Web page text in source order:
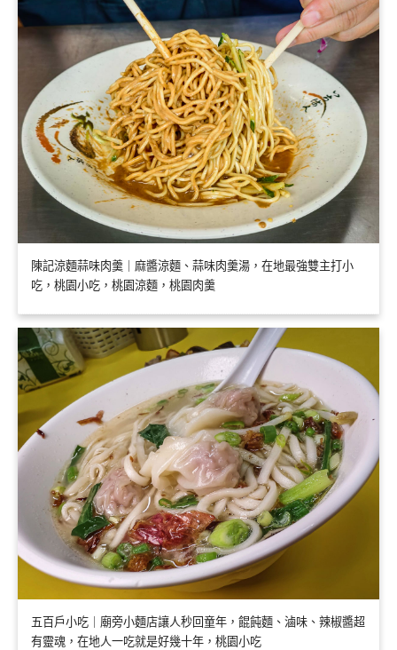
陳記涼麵蒜味肉羹｜麻醬涼麵、蒜味肉羹湯，在地最強雙主打小
吃，桃園小吃，桃園涼麵，桃園肉羹
五百戶小吃｜廟旁小麵店讓人秒回童年，餛飩麵、滷味、辣椒醬超
有靈魂，在地人一吃就是好幾十年，桃園小吃